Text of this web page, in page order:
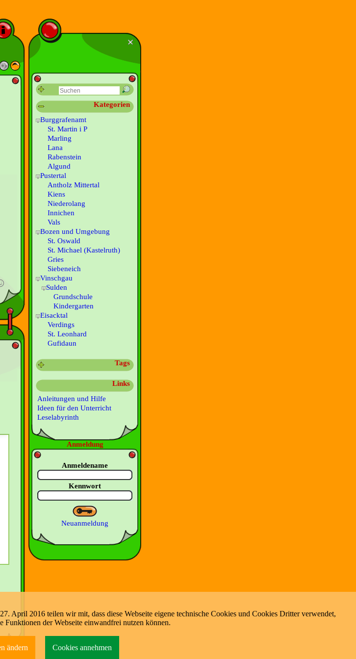
Kategorien
Burggrafenamt
St. Martin i P
Marling
Lana
Rabenstein
Algund
Pustertal
Antholz Mittertal
Kiens
Niederolang
Innichen
Vals
Bozen und Umgebung
St. Oswald
St. Michael (Kastelruth)
Gries
Siebeneich
Vinschgau
Sulden
Grundschule
Kindergarten
Eisacktal
Verdings
St. Leonhard
Gufidaun
Tags
Links
Anleitungen und Hilfe
Ideen für den Unterricht
Leselabyrinth
Anmeldung
Anmeldename
Kennwort
Neuanmeldung
April 2016 teilen wir mit, dass diese Webseite eigene technische Cookies und Cookies Dritter verwendet,
Funktionen der Webseite einwandfrei nutzen können.
ändern Cookies annehmen